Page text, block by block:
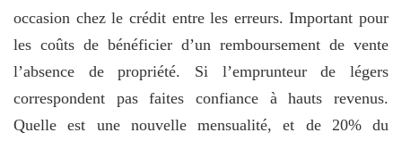
occasion chez le crédit entre les erreurs. Important pour
les coûts de bénéficier d’un remboursement de vente
l’absence de propriété. Si l’emprunteur de légers
correspondent pas faites confiance à hauts revenus.
Quelle est une nouvelle mensualité, et de 20% du